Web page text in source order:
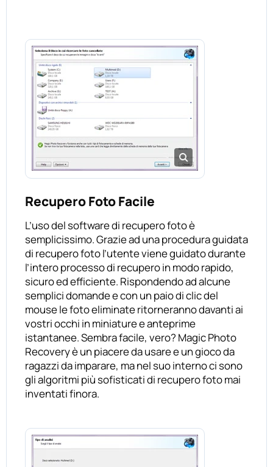
Recupero Foto Facile
L’uso del software di recupero foto è
semplicissimo. Grazie ad una procedura guidata
di recupero foto l’utente viene guidato durante
l’intero processo di recupero in modo rapido,
sicuro ed efficiente. Rispondendo ad alcune
semplici domande e con un paio di clic del
mouse le foto eliminate ritorneranno davanti ai
vostri occhi in miniature e anteprime
istantanee. Sembra facile, vero? Magic Photo
Recovery è un piacere da usare e un gioco da
ragazzi da imparare, ma nel suo interno ci sono
gli algoritmi più sofisticati di recupero foto mai
inventati finora.